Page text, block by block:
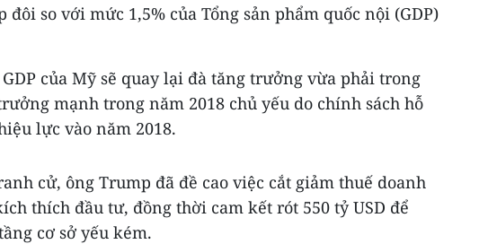
đôi so với mức 1,5% của Tổng sản phẩm quốc nội (GDP)
GDP của Mỹ sẽ quay lại đà tăng trưởng vừa phải trong
mạnh trong năm 2018 chủ yếu do chính sách hỗ
lực vào năm 2018.
cử, ông Trump đã đề cao việc cắt giảm thuế doanh
thích đầu tư, đồng thời cam kết rót 550 tỷ USD để
cơ sở yếu kém.